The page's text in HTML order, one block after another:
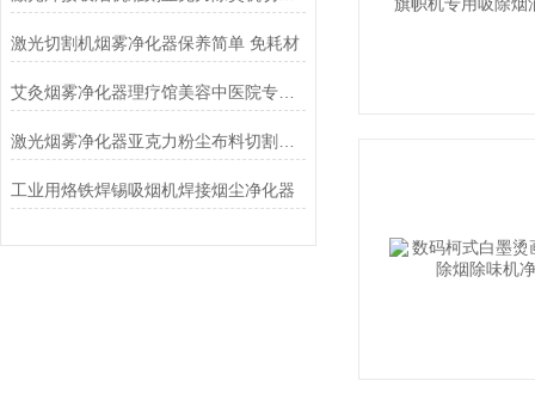
激光切割机烟雾净化器保养简单 免耗材
艾灸烟雾净化器理疗馆美容中医院专用除艾烟神器
工业用烙铁焊锡吸烟机焊接烟尘净化器